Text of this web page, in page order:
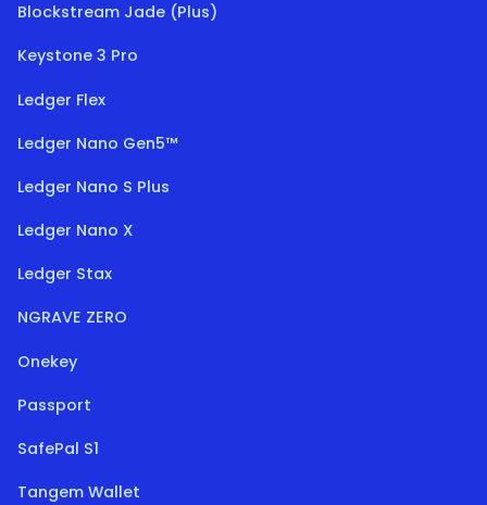
Blockstream Jade (Plus)
Keystone 3 Pro
Ledger Flex
Ledger Nano Gen5™
Ledger Nano S Plus
Ledger Nano X
Ledger Stax
NGRAVE ZERO
Onekey
Passport
SafePal S1
Tangem Wallet